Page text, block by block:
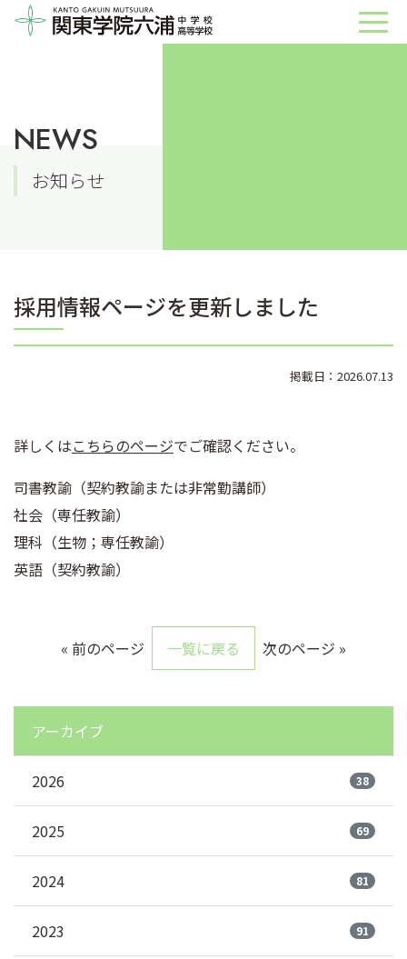
NEWS
お知らせ
採用情報ページを更新しました
掲載日：2026.07.13
詳しくはこちらのページでご確認ください。
司書教諭（契約教諭または非常勤講師）
社会（専任教諭）
理科（生物；専任教諭）
英語（契約教諭）
« 前のページ 一覧に戻る 次のページ »
アーカイブ
2026 38
2025 69
2024 81
2023 91